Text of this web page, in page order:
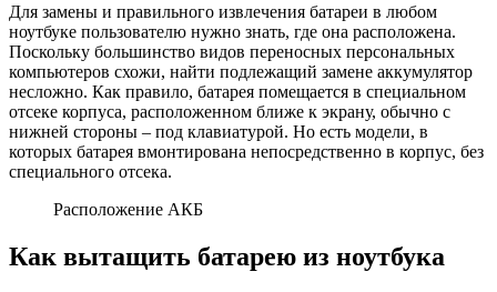
Для замены и правильного извлечения батареи в любом
ноутбуке пользователю нужно знать, где она расположена.
Поскольку большинство видов переносных персональных
компьютеров схожи, найти подлежащий замене аккумулятор
несложно. Как правило, батарея помещается в специальном
отсеке корпуса, расположенном ближе к экрану, обычно с
нижней стороны – под клавиатурой. Но есть модели, в
которых батарея вмонтирована непосредственно в корпус, без
специального отсека.
Расположение АКБ
Как вытащить батарею из ноутбука